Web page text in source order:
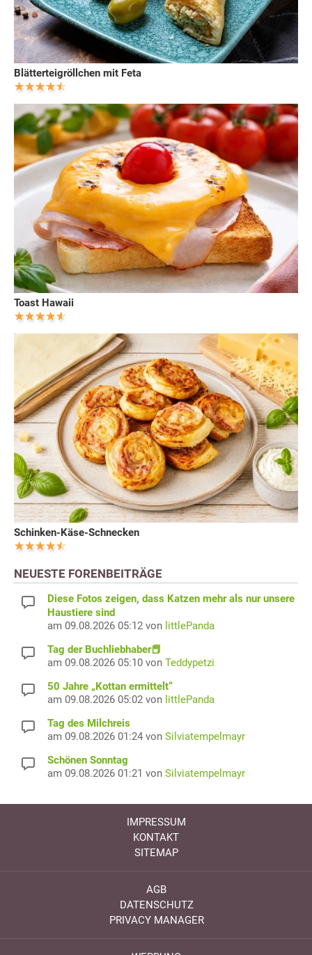
Blätterteigröllchen mit Feta
Toast Hawaii
Schinken-Käse-Schnecken
NEUESTE FORENBEITRÄGE
Diese Fotos zeigen, dass Katzen mehr als nur unsere
Haustiere sind
am 09.08.2026 05:12 von littlePanda
Tag der Buchliebhaber📕
am 09.08.2026 05:10 von Teddypetzi
50 Jahre „Kottan ermittelt“
am 09.08.2026 05:02 von littlePanda
Tag des Milchreis
am 09.08.2026 01:24 von Silviatempelmayr
Schönen Sonntag
am 09.08.2026 01:21 von Silviatempelmayr
IMPRESSUM
KONTAKT
SITEMAP
AGB
DATENSCHUTZ
PRIVACY MANAGER